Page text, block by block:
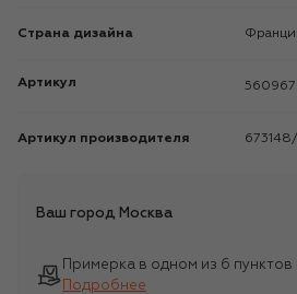
Страна дизайна
Артикул
Артикул производителя
Ваш город Москва
Примерка в одном из 6 пунктов
Подробнее